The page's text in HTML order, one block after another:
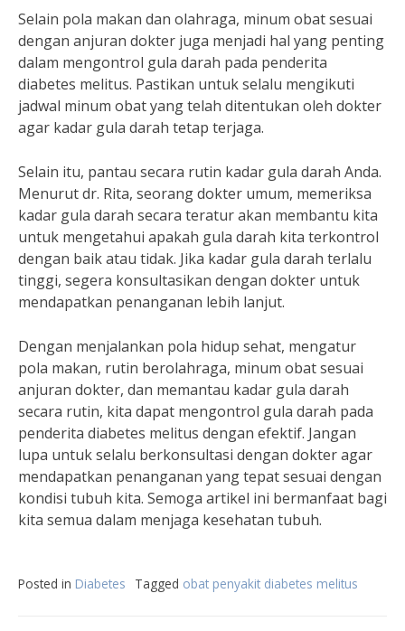
Selain pola makan dan olahraga, minum obat sesuai
dengan anjuran dokter juga menjadi hal yang penting
dalam mengontrol gula darah pada penderita
diabetes melitus. Pastikan untuk selalu mengikuti
jadwal minum obat yang telah ditentukan oleh dokter
agar kadar gula darah tetap terjaga.
Selain itu, pantau secara rutin kadar gula darah Anda.
Menurut dr. Rita, seorang dokter umum, memeriksa
kadar gula darah secara teratur akan membantu kita
untuk mengetahui apakah gula darah kita terkontrol
dengan baik atau tidak. Jika kadar gula darah terlalu
tinggi, segera konsultasikan dengan dokter untuk
mendapatkan penanganan lebih lanjut.
Dengan menjalankan pola hidup sehat, mengatur
pola makan, rutin berolahraga, minum obat sesuai
anjuran dokter, dan memantau kadar gula darah
secara rutin, kita dapat mengontrol gula darah pada
penderita diabetes melitus dengan efektif. Jangan
lupa untuk selalu berkonsultasi dengan dokter agar
mendapatkan penanganan yang tepat sesuai dengan
kondisi tubuh kita. Semoga artikel ini bermanfaat bagi
kita semua dalam menjaga kesehatan tubuh.
Posted in Diabetes Tagged obat penyakit diabetes melitus